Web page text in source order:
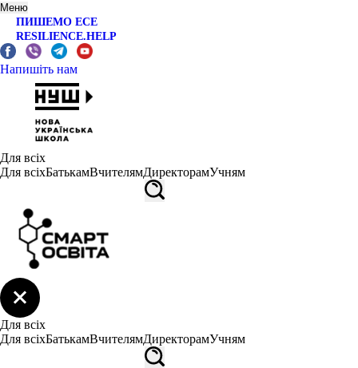
Меню
ПИШЕМО ЕСЕ
RESILIENCE.HELP
Напишіть нам
Для всіх
Для всіхБатькамВчителямДиректорамУчням
Для всіх
Для всіхБатькамВчителямДиректорамУчням